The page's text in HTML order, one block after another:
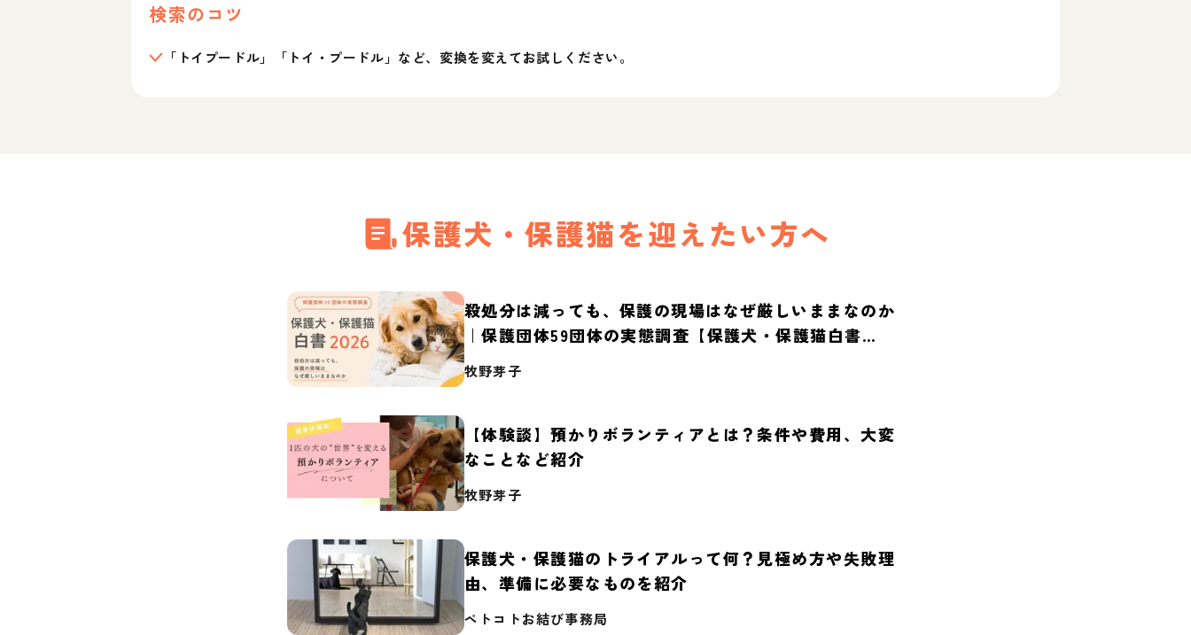
検索のコツ
「トイプードル」「トイ・プードル」など、変換を変えてお試しください。
保護犬・保護猫を迎えたい方へ
殺処分は減っても、保護の現場はなぜ厳しいままなのか
｜保護団体59団体の実態調査【保護犬・保護猫白書
2026】
牧野芽子
【体験談】預かりボランティアとは？条件や費用、大変
なことなど紹介
牧野芽子
保護犬・保護猫のトライアルって何？見極め方や失敗理
由、準備に必要なものを紹介
ペトコトお結び事務局